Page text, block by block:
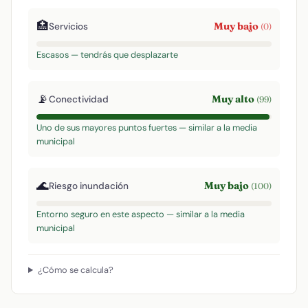
🏥Servicios Muy bajo (0)
Escasos — tendrás que desplazarte
📡Conectividad Muy alto (99)
Uno de sus mayores puntos fuertes — similar a la media
municipal
🌊Riesgo inundación Muy bajo (100)
Entorno seguro en este aspecto — similar a la media
municipal
¿Cómo se calcula?